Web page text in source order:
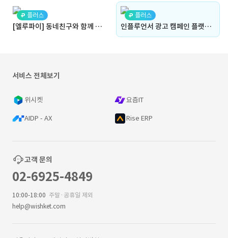
플러스
[엘루파이] 동네친구와 함께 하는 운동 앱
플러스
인플루언서 광고 캠페인 플랫폼 구축 (하이브리드 앱, 웹서비스 및 관리자 페이지)
서비스 전체보기
위시켓 요즘IT
AIDP - AX Rise ERP
고객 문의
02-6925-4849
10:00-18:00 주말·공휴일 제외
help@wishket.com